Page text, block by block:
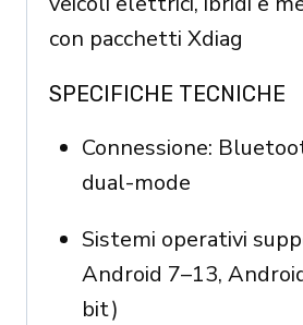
con pacchetti Xdiag
SPECIFICHE TECNICHE
Connessione:
dual-mode
Sistemi operativi
Android 7–13,
bit)